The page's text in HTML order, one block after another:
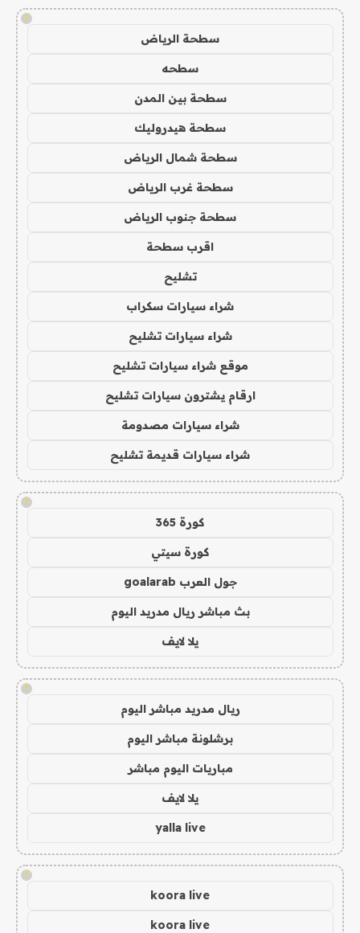
!
سطحة الرياض
سطحه
سطحة بين المدن
سطحة هيدروليك
سطحة شمال الرياض
سطحة غرب الرياض
سطحة جنوب الرياض
اقرب سطحة
تشليح
شراء سيارات سكراب
شراء سيارات تشليح
موقع شراء سيارات تشليح
ارقام يشترون سيارات تشليح
شراء سيارات مصدومة
شراء سيارات قديمة تشليح
!
كورة 365
كورة سيتي
جول العرب goalarab
بث مباشر ريال مدريد اليوم
يلا لايف
!
ريال مدريد مباشر اليوم
برشلونة مباشر اليوم
مباريات اليوم مباشر
يلا لايف
yalla live
!
koora live
koora live